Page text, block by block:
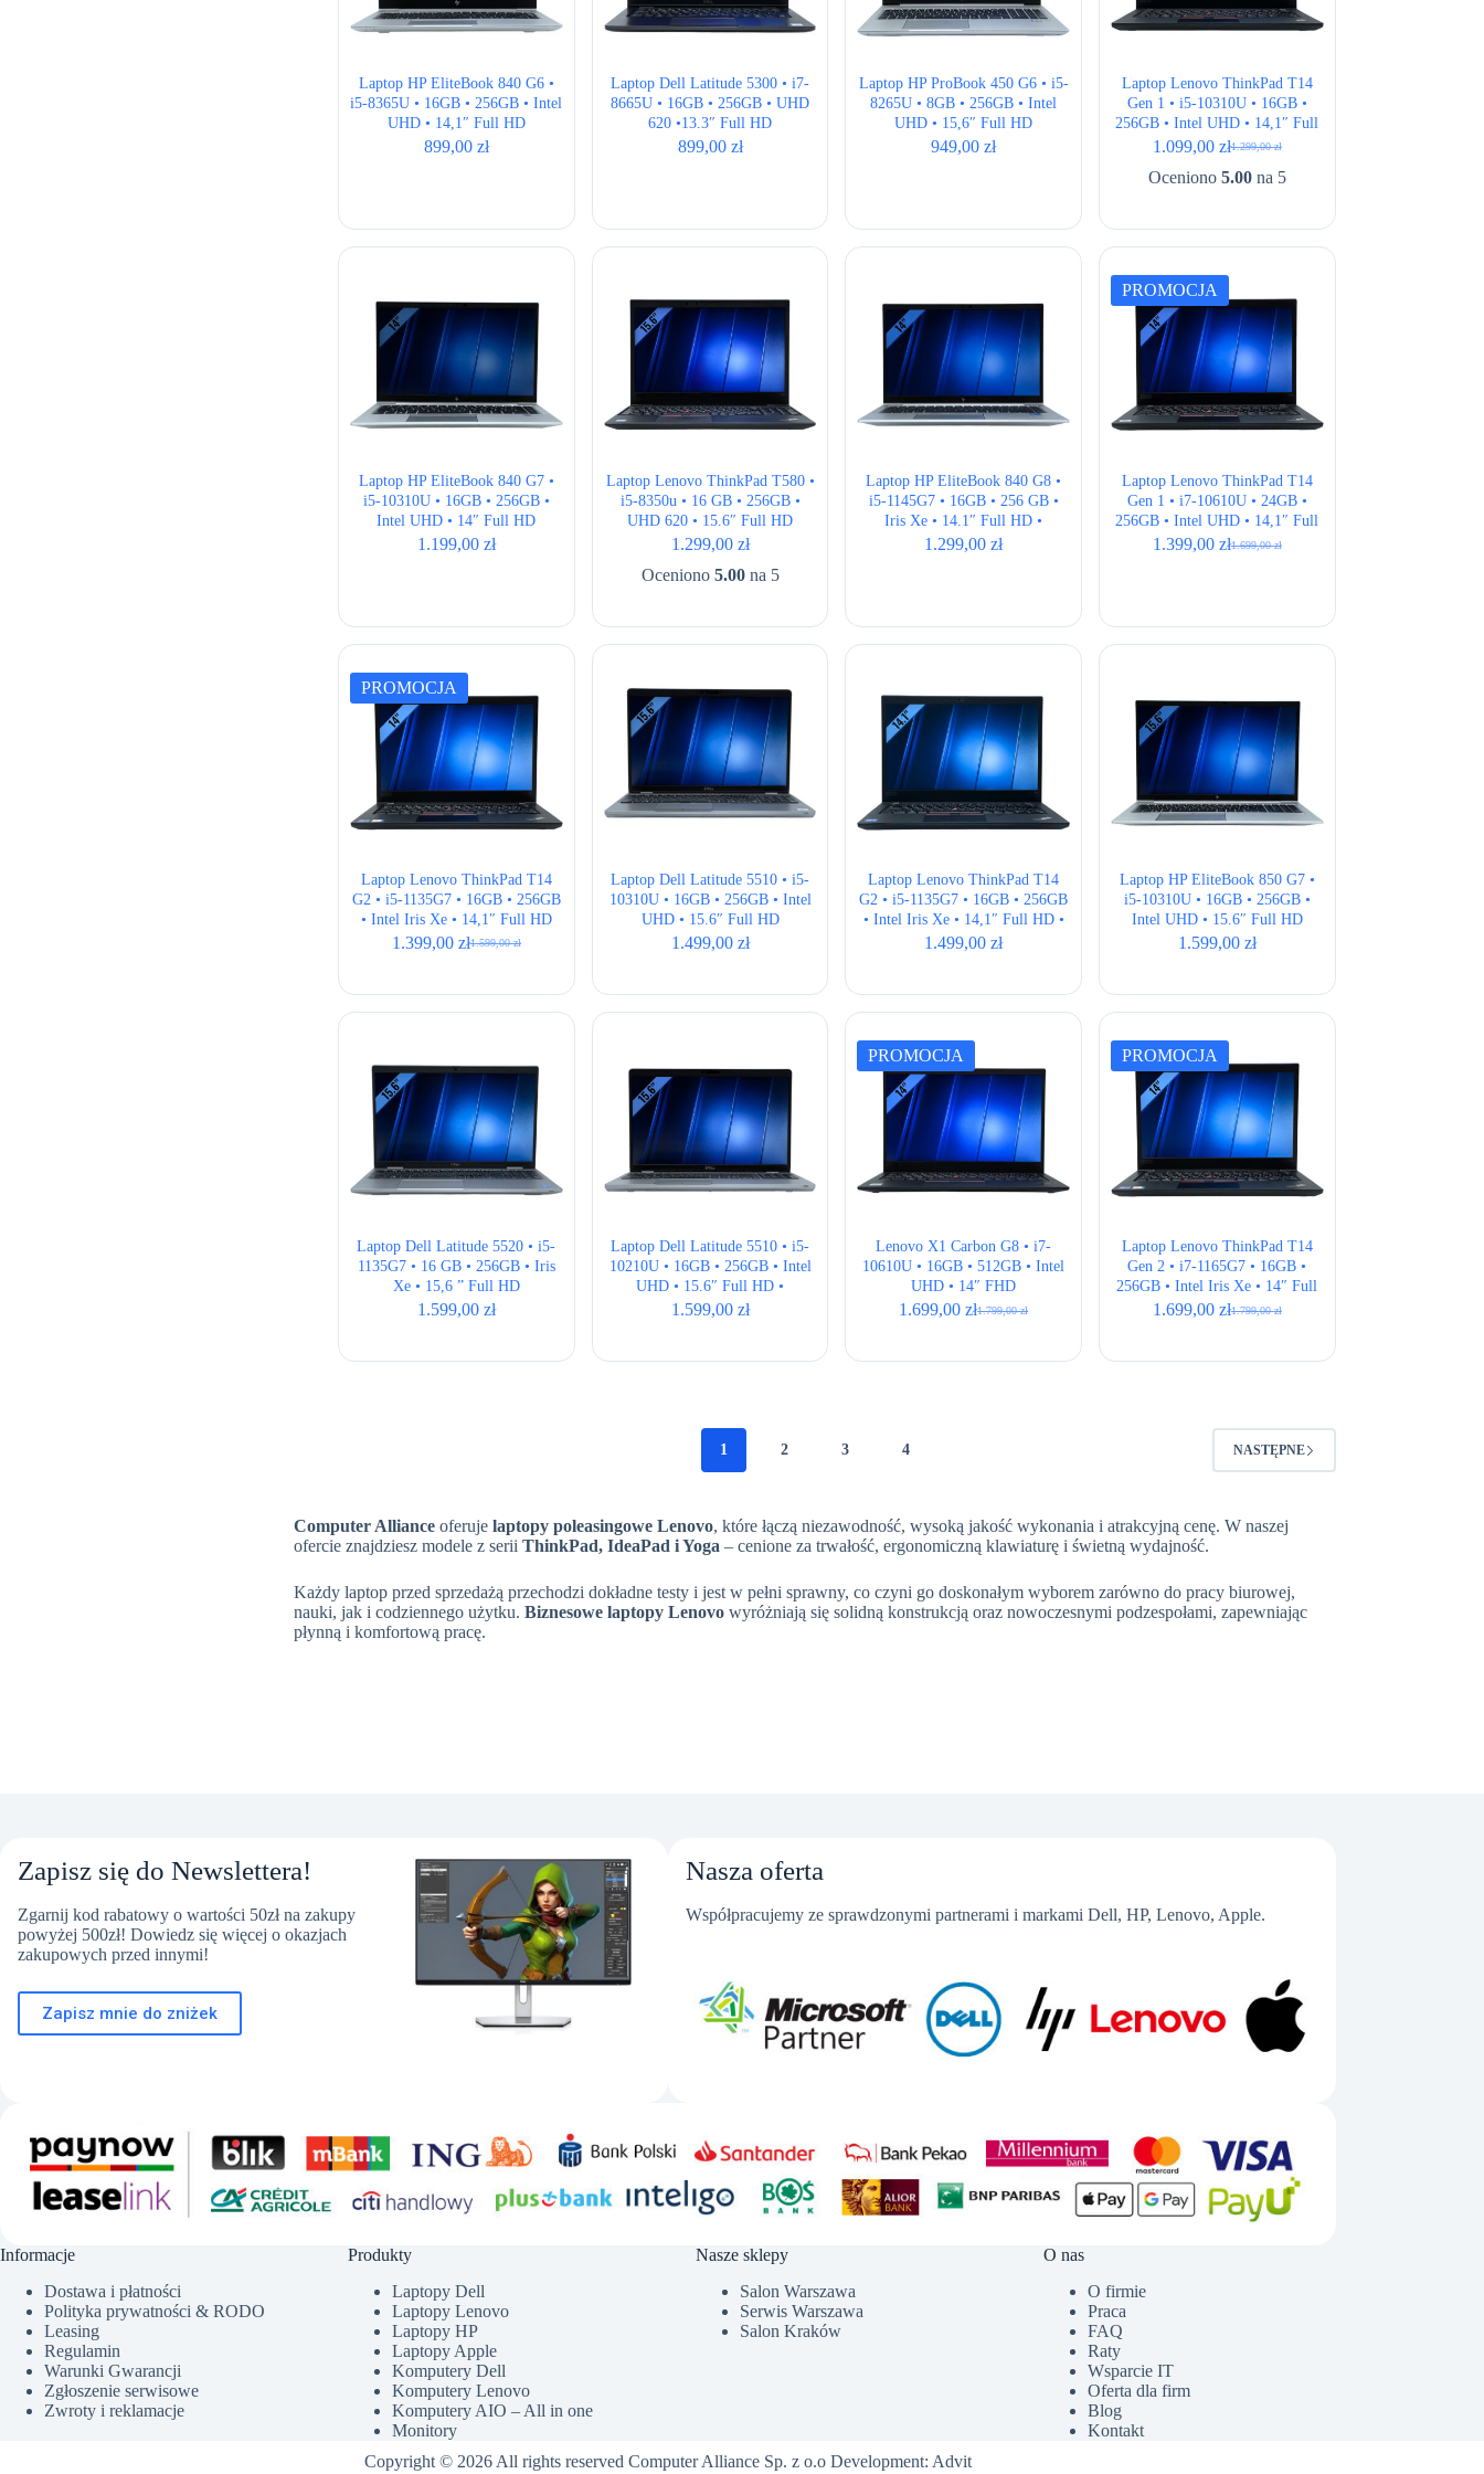
Laptop HP EliteBook 840 G6 •
i5-8365U • 16GB • 256GB • Intel
UHD • 14,1″ Full HD
899,00 zł
Laptop Dell Latitude 5300 • i7-
8665U • 16GB • 256GB • UHD
620 •13.3″ Full HD
899,00 zł
Laptop HP ProBook 450 G6 • i5-
8265U • 8GB • 256GB • Intel
UHD • 15,6″ Full HD
949,00zł
Laptop Lenovo ThinkPad T14
Gen 1 • i5-10310U • 16GB •
256GB • Intel UHD • 14,1″ Full
HD 1.299,00zł
Pierwotna
cena
1.099,00 zł
Aktualna
cena
Oceniono 5.00na 5
Laptop HP EliteBook 840 G7 •
i5-10310U • 16GB • 256GB •
Intel UHD • 14″ Full HD
1.199,00 zł
Laptop Lenovo ThinkPad T580 •
i5-8350u • 16 GB • 256GB •
UHD 620 • 15.6″ Full HD
1.299,00 zł
Oceniono 5.00na 5
Laptop HP EliteBook 840 G8 •
i5-1145G7 • 16GB • 256 GB •
Iris Xe • 14.1″ Full HD •
QWERTY US
1.299,00zł
PROMOCJA
Laptop Lenovo ThinkPad T14
Gen 1 • i7-10610U • 24GB •
256GB • Intel UHD • 14,1″ Full
HD • QWERTY US
1.699,00zł
Pierwotna
1.399,00 zł
Aktualna
PROMOCJA
Laptop Lenovo ThinkPad T14
G2 • i5-1135G7 • 16GB • 256GB
• Intel Iris Xe • 14,1″ Full HD
1.599,00zł
Pierwotna
wynosiła:
1.599,00 zł.
1.399,00 zł
Aktualna
wynosi:
1.399,00 zł.
Laptop Dell Latitude 5510 • i5-
10310U • 16GB • 256GB • Intel
UHD • 15.6″ Full HD
1.499,00 zł
Laptop Lenovo ThinkPad T14
G2 • i5-1135G7 • 16GB • 256GB
• Intel Iris Xe • 14,1″ Full HD •
QWERTY US
1.499,00zł
Laptop HP EliteBook 850 G7 •
i5-10310U • 16GB • 256GB •
Intel UHD • 15.6″ Full HD
1.599,00 zł
Laptop Dell Latitude 5520 • i5-
1135G7 • 16 GB • 256GB • Iris
Xe • 15,6 ” Full HD
1.599,00 zł
Laptop Dell Latitude 5510 • i5-
10210U • 16GB • 256GB • Intel
UHD • 15.6″ Full HD •
QWERTY US
1.599,00 zł
PROMOCJA
Lenovo X1 Carbon G8 • i7-
10610U • 16GB • 512GB • Intel
UHD • 14″ FHD
1.799,00zł
Pierwotna
wynosiła:
1.699,00zł
Aktualna
wynosi:
PROMOCJA
Laptop Lenovo ThinkPad T14
Gen 2 • i7-1165G7 • 16GB •
256GB • Intel Iris Xe • 14″ Full
HD 1.799,00zł
Pierwotna
wynosiła:
1.699,00 zł
Aktualna
wynosi:
1 2 3 4 NASTĘPNE
Computer Alliance oferujelaptopy poleasingowe Lenovo, które łączą niezawodność, wysoką jakość wykonania i atrakcyjną cenę. W naszej
ofercie znajdziesz modele z seriiThinkPad, IdeaPad i Yoga – cenione za trwałość, ergonomiczną klawiaturę i świetną wydajność.
Każdy laptop przed sprzedażą przechodzi dokładne testy i jest w pełni sprawny, co czyni go doskonałym wyborem zarówno do pracy biurowej,
nauki, jak i codziennego użytku.Biznesowe laptopy Lenovo wyróżniają się solidną konstrukcją oraz nowoczesnymi podzespołami, zapewniając
płynną i komfortową pracę.
Zapisz się do Newslettera!
Zgarnij kod rabatowy o wartości 50zł na zakupy
powyżej 500zł! Dowiedz się więcej o okazjach
zakupowych przed innymi!
Zapisz mnie do zniżek
Nasza oferta
Współpracujemy ze sprawdzonymi partnerami i markami Dell, HP, Lenovo, Apple.
Informacje
Dostawa i płatności
Polityka prywatności & RODO
Leasing
Regulamin
Warunki Gwarancji
Zgłoszenie serwisowe
Zwroty i reklamacje
Produkty
Laptopy Dell
Laptopy Lenovo
Laptopy HP
Laptopy Apple
Komputery Dell
Komputery Lenovo
Komputery AIO – All in one
Monitory
Nasze sklepy
Salon Warszawa
Serwis Warszawa
Salon Kraków
O nas
O firmie
Praca
FAQ
Raty
Wsparcie IT
Oferta dla firm
Blog
Kontakt
Copyright © 2026 All rights reserved Computer Alliance Sp. z o.o Development: Advit